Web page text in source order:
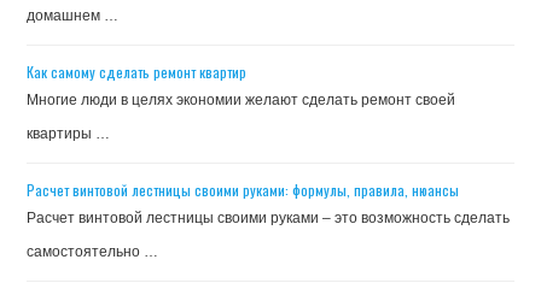
домашнем …
Как самому сделать ремонт квартир
Многие люди в целях экономии желают сделать ремонт своей
квартиры …
Расчет винтовой лестницы своими руками: формулы, правила, нюансы
Расчет винтовой лестницы своими руками – это возможность сделать
самостоятельно …